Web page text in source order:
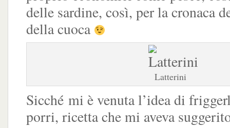
delle sardine, così, per la cronaca
della cuoca
Latterini
Sicché mi è venuta l’idea di
porri, ricetta che mi aveva